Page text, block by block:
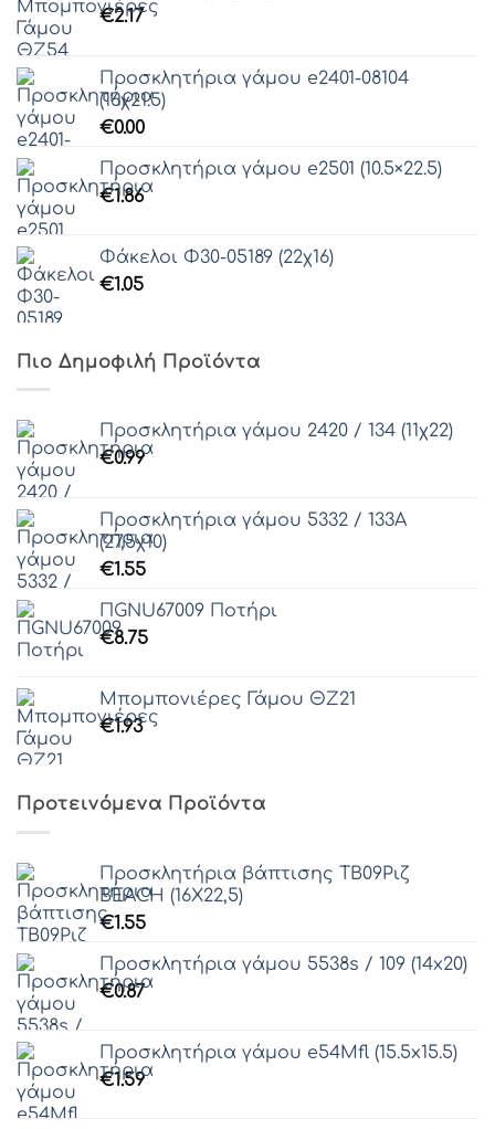
€2.17
Προσκλητήρια γάμου e2401-08104
(16χ21.5)
€0.00
Προσκλητήρια γάμου e2501 (10.5×22.5)
€1.86
Φάκελοι Φ30-05189 (22χ16)
€1.05
Πιο Δημοφιλή Προϊόντα
Προσκλητήρια γάμου 2420 / 134 (11χ22)
€0.99
Προσκλητήρια γάμου 5332 / 133Α
(27,5χ10)
€1.55
ΠGNU67009 Ποτήρι
€8.75
Μπομπονιέρες Γάμου ΘΖ21
€1.93
Προτεινόμενα Προϊόντα
Προσκλητήρια βάπτισης ΤΒ09Ριζ
BEACH (16Χ22,5)
€1.55
Προσκλητήρια γάμου 5538s / 109 (14x20)
€0.87
Προσκλητήρια γάμου e54Μfl (15.5x15.5)
€1.59